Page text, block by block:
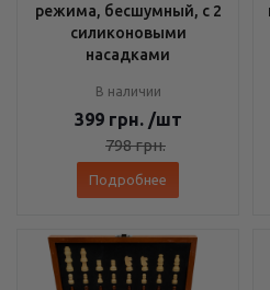
режима, бесшумный, с 2
силиконовыми
насадками
В наличии
399 грн. /шт
798грн.
Подробнее